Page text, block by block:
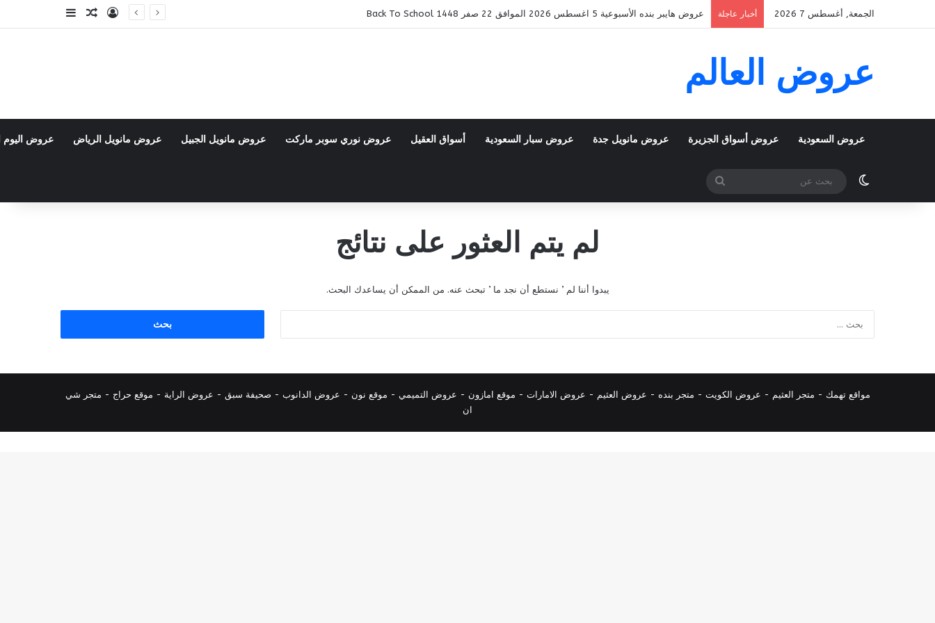
الجمعة, أغسطس 7 2026 أخبار عاجلة عروض هايبر بنده الأسبوعية 5 اغسطس 2026 الموافق 22 صفر 1448 Back To School تسجيل الدخول
مقال عشوائي
إضافة عمود
عروض العالم
عروض السعودية عروض أسواق الجزيرة عروض مانويل جدة عروض سبار السعودية أسواق العقيل عروض نوري سوبر ماركت عروض مانويل الجبيل عروض مانويل الرياض عروض اليوم
الوضع المظلم
بحث
عن
لم يتم العثور على نتائج
يبدوا أننا لم ’ نستطع أن نجد ما ’ تبحث عنه. من الممكن أن يساعدك البحث.
مواقع تهمك - متجر العثيم - عروض الكويت - متجر بنده - عروض العثيم - عروض الامارات - موقع امازون - عروض التميمي - موقع نون - عروض الدانوب - صحيفة سبق - عروض الراية - موقع حراج - متجر شي
ان